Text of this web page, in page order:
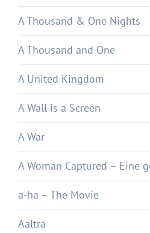
A Thousand & One Nights
A Thousand and One
A United Kingdom
A Wall is a Screen
A War
A Woman Captured – Eine
a-ha – The Movie
Aaltra